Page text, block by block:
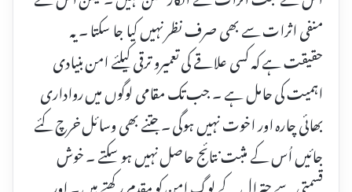
منفی اثرات سے بھی صرف نظر نہیں کیا جا سکتا ۔ یہ
حقیقت ہے کہ کسی علاقے کی تعمیرو ترقی کیلئے امن بنیادی
اہمیت کی حامل ہے ۔ جب تک مقامی لوگوں میں رواداری
بھائی چارہ اور اخوت نہیں ہوگی ۔ جتنے بھی وسائل خرچ کئے
جائیں اُس کے مثبت نتائج حاصل نہیں ہو سکتے ۔ خوش